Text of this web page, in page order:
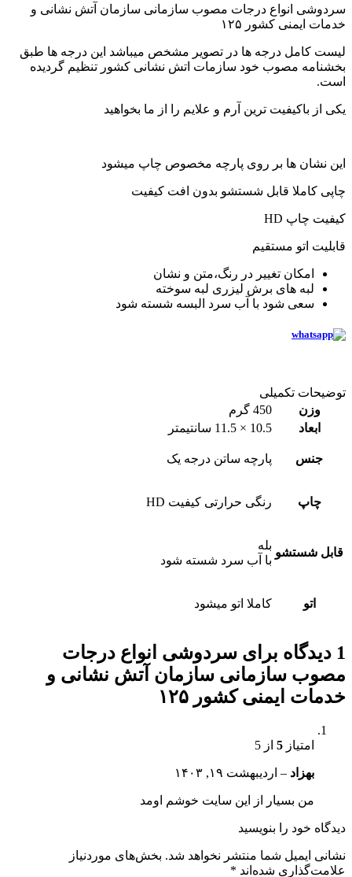
سردوشی انواع درجات مصوب سازمانی سازمان آتش نشانی و
خدمات ایمنی کشور ۱۲۵
لیست کامل درجه ها در تصویر مشخص میباشد این درجه ها طبق
بخشنامه مصوب خود سازمات اتش نشانی کشور تنظیم گردیده
است.
یکی از باکیفیت ترین آرم و علایم را از ما بخواهید
این نشان ها بر روی پارچه مخصوص چاپ میشود
چاپی کاملا قابل شستشو بدون افت کیفیت
کیفیت چاپ HD
قابلیت اتو مستقیم
امکان تغییر در رنگ،متن و نشان
لبه های برش لیزری لبه سوخته
سعی شود با آب سرد البسه شسته شود
توضیحات تکمیلی
وزن
450 گرم
ابعاد
10.5 × 11.5 سانتیمتر
جنس پارچه ساتن درجه یک
چاپ رنگی حرارتی کیفیت HD
قابل شستشو
بله
با آب سرد شسته شود
اتو کاملا اتو میشود
1 دیدگاه برای
سردوشی انواع درجات
مصوب سازمانی سازمان آتش نشانی و
خدمات ایمنی کشور ۱۲۵
امتیاز 5 از 5
بهزاد – اردیبهشت ۱۹, ۱۴۰۳
من بسیار از این سایت خوشم اومد
دیدگاه خود را بنویسید
نشانی ایمیل شما منتشر نخواهد شد. بخش‌های موردنیاز
علامت‌گذاری شده‌اند *